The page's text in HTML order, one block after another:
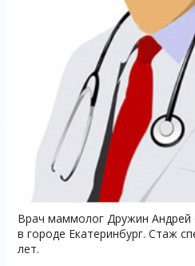
Врач маммолог Дружин Андрей
в городе Екатеринбург. Стаж
лет.